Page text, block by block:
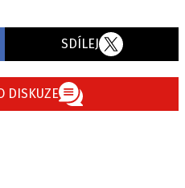
SDÍLEJ
DISKUZE